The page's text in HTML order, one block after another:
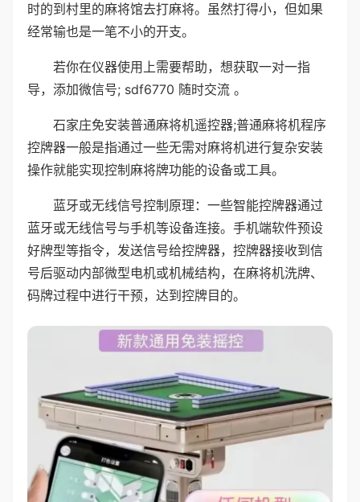
时的到村里的麻将馆去打麻将。虽然打得小，但如果
经常输也是一笔不小的开支。
若你在仪器使用上需要帮助，想获取一对一指
导，添加微信号; sdf6770 随时交流 。
石家庄免安装普通麻将机遥控器;普通麻将机程序
控牌器一般是指通过一些无需对麻将机进行复杂安装
操作就能实现控制麻将牌功能的设备或工具。
蓝牙或无线信号控制原理：一些智能控牌器通过
蓝牙或无线信号与手机等设备连接。手机端软件预设
好牌型等指令，发送信号给控牌器，控牌器接收到信
号后驱动内部微型电机或机械结构，在麻将机洗牌、
码牌过程中进行干预，达到控牌目的。